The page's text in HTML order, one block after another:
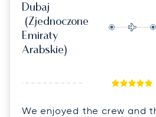
on-hand to achieve a
free service. Generally,
reliable/dependable and I
on you when it comes to
Dubaj
(Zjednoczone
Emiraty
Arabskie)
We enjoyed the crew and